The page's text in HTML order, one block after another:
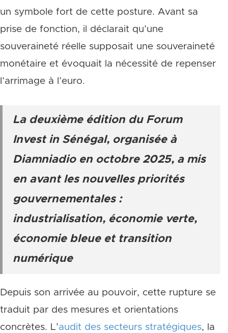
un symbole fort de cette posture. Avant sa
prise de fonction, il déclarait qu’une
souveraineté réelle supposait une souveraineté
monétaire et évoquait la nécessité de repenser
l’arrimage à l’euro.
La deuxième édition du Forum
Invest in Sénégal, organisée à
Diamniadio en octobre 2025, a mis
en avant les nouvelles priorités
gouvernementales :
industrialisation, économie verte,
économie bleue et transition
numérique
Depuis son arrivée au pouvoir, cette rupture se
traduit par des mesures et orientations
concrètes. L’audit des secteurs stratégiques, la